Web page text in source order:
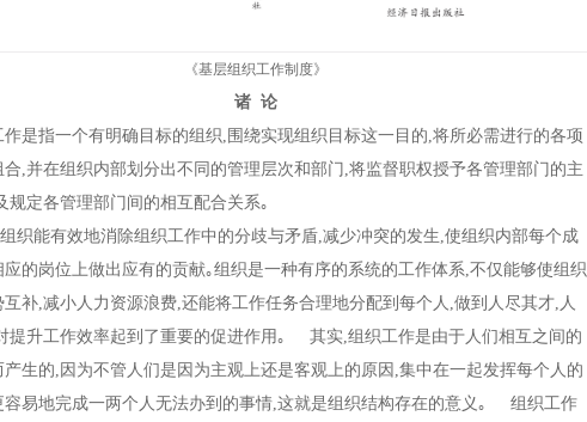
《基层组织工作制度》
诸 论
指一个有明确目标的组织,围绕实现组织目标这一目的,将所必需进行的各项
合,并在组织内部划分出不同的管理层次和部门,将监督职权授予各管理部门的主
规定各管理部门间的相互配合关系｡
能有效地消除组织工作中的分歧与矛盾,减少冲突的发生,使组织内部每个成
应的岗位上做出应有的贡献｡组织是一种有序的系统的工作体系,不仅能够使组织
补,减小人力资源浪费,还能将工作任务合理地分配到每个人,做到人尽其才,人
提升工作效率起到了重要的促进作用｡ 其实,组织工作是由于人们相互之间的
产生的,因为不管人们是因为主观上还是客观上的原因,集中在一起发挥每个人的
容易地完成一两个人无法办到的事情,这就是组织结构存在的意义｡ 组织工作